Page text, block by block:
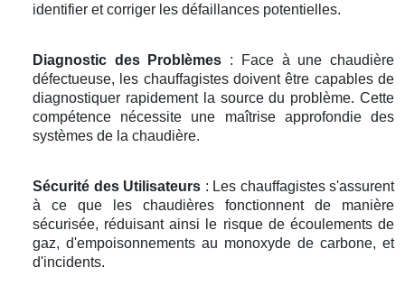
identifier et corriger les défaillances potentielles.
Diagnostic des Problèmes : Face à une chaudière
défectueuse, les chauffagistes doivent être capables de
diagnostiquer rapidement la source du problème. Cette
compétence nécessite une maîtrise approfondie des
systèmes de la chaudière.
Sécurité des Utilisateurs : Les chauffagistes s'assurent
à ce que les chaudières fonctionnent de manière
sécurisée, réduisant ainsi le risque de écoulements de
gaz, d'empoisonnements au monoxyde de carbone, et
d'incidents.